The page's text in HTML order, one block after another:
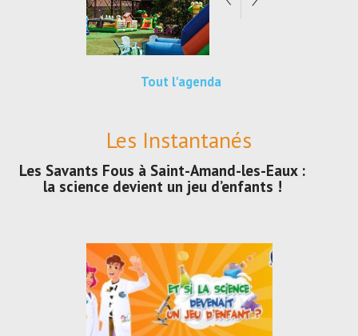
Tout l'agenda
Les Instantanés
Les Savants Fous à Saint-Amand-les-Eaux :
la science devient un jeu d’enfants !